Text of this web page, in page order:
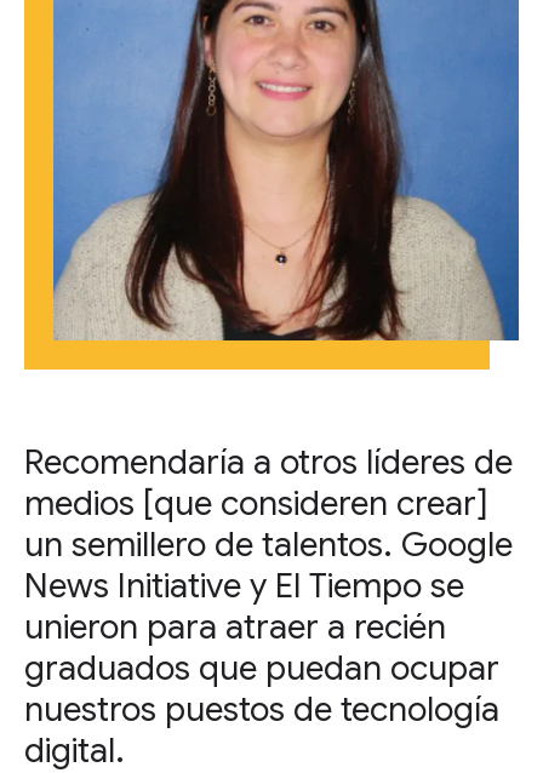
Recomendaría a otros líderes de
medios [que consideren crear]
un semillero de talentos. Google
News Initiative y El Tiempo se
unieron para atraer a recién
graduados que puedan ocupar
nuestros puestos de tecnología
digital.